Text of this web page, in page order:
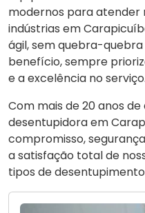
modernos para atender
indústrias em
ágil, sem quebra-
benefício, sempre
e a excelência no serviço.
Com mais de 20 anos
desentupidora em
compromisso,
a satisfação total de
tipos de